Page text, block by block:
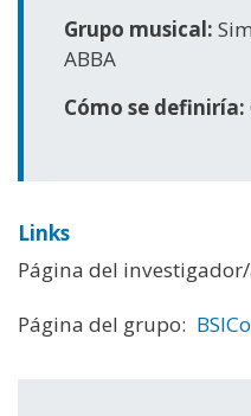
Grupo musical:
ABBA
Cómo se definiría:
Links
Página del
Página del grupo: